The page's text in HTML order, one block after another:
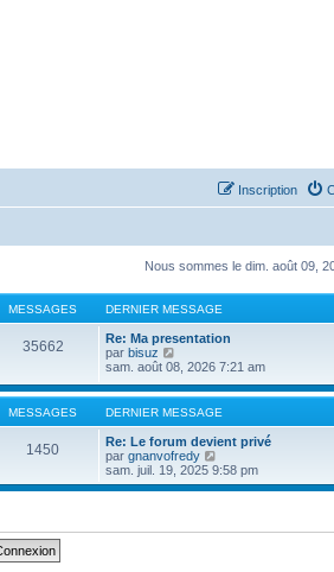
Inscription
Nous sommes le dim. août 09,
MESSAGES DERNIER MESSAGE
35662
Re: Ma presentation
par bisuz
o
s
u
t
e
r
e
r
sam. août 08, 2026 7:21 am
MESSAGES DERNIER MESSAGE
1450
Re: Le forum devient privé
par gnanvofredy
o
n
sam. juil. 19, 2025 9:58 pm